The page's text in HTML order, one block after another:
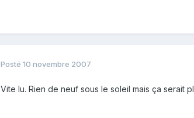
Posté 10 novembre 2007
Vite lu. Rien de neuf sous le soleil mais ça